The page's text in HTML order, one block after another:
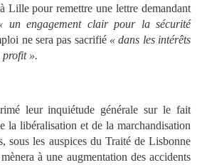
Lille pour remettre une lettre demandant
un engagement clair pour la sécurité
ne sera pas sacrifié « dans les intérêts
profit ».
leur inquiétude générale sur le fait
la libéralisation et de la marchandisation
sous les auspices du Traité de Lisbonne
à une augmentation des accidents